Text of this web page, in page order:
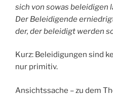
sich von sowas beleidigen
Der Beleidigende
der, der beleidigt werden
Kurz: Beleidigungen sind
nur primitiv.
Ansichtssache – zu dem